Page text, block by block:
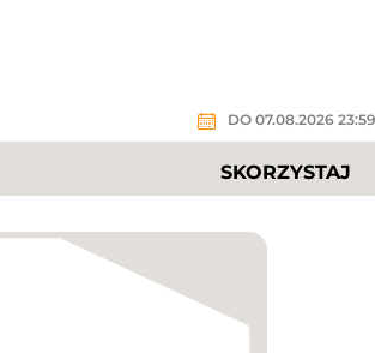
DO 07.08.2026 23:59
SKORZYSTAJ